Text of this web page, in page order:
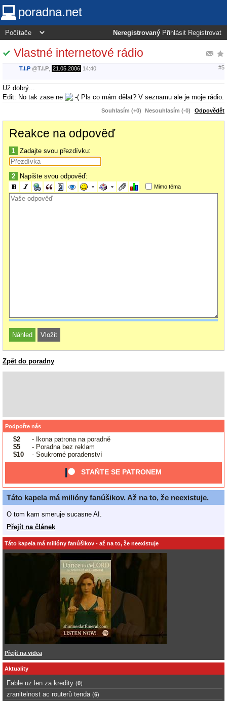
poradna.net
Neregistrovaný Přihlásit Registrovat
Vlastné internetové rádio
T.I.P @T.I.P 21.05.2006 14:40 #5
Už dobrý...
Edit: No tak zase ne
Pls co mám dělat? V seznamu ale je moje rádio.
Souhlasím (+0) Nesouhlasím (-0) Odpovědět
Reakce na odpověď
1 Zadajte svou přezdívku:
2 Napište svou odpověď:
Mimo téma
Zpět do poradny
Podpořte nás
$2
- Ikona patrona na poradně
$5
- Poradna bez reklam
$10
- Soukromé poradenství
STAŇTE SE PATRONEM
Táto kapela má milióny fanúšikov. Až na to, že neexistuje.
O tom kam smeruje sucasne AI.
Přejít na článek
Táto kapela má milióny fanúšikov - až na to, že neexistuje
Přejít na videa
Aktuality
Fable uz len za kredity (0)
zranitelnost ac routerů tenda (6)